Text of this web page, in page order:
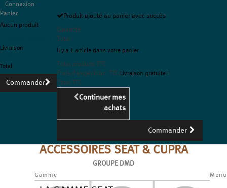
Connexion
Panier
Aucun produit
Livraison
Total
Commander
Produit ajouté au panier avec succès
Quantité
Total
Il y a 1 article dans votre panier
Total produits TTC
Frais d'expédition TTC Livraison gratuite !
Total TTC
Continuer mes
achats
Commander
ACCESSOIRES SEAT & CUPRA
GROUPE DMD
Menu
Gamme